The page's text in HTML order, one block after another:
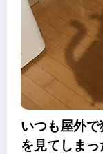
いつも屋外
を見てしまっ